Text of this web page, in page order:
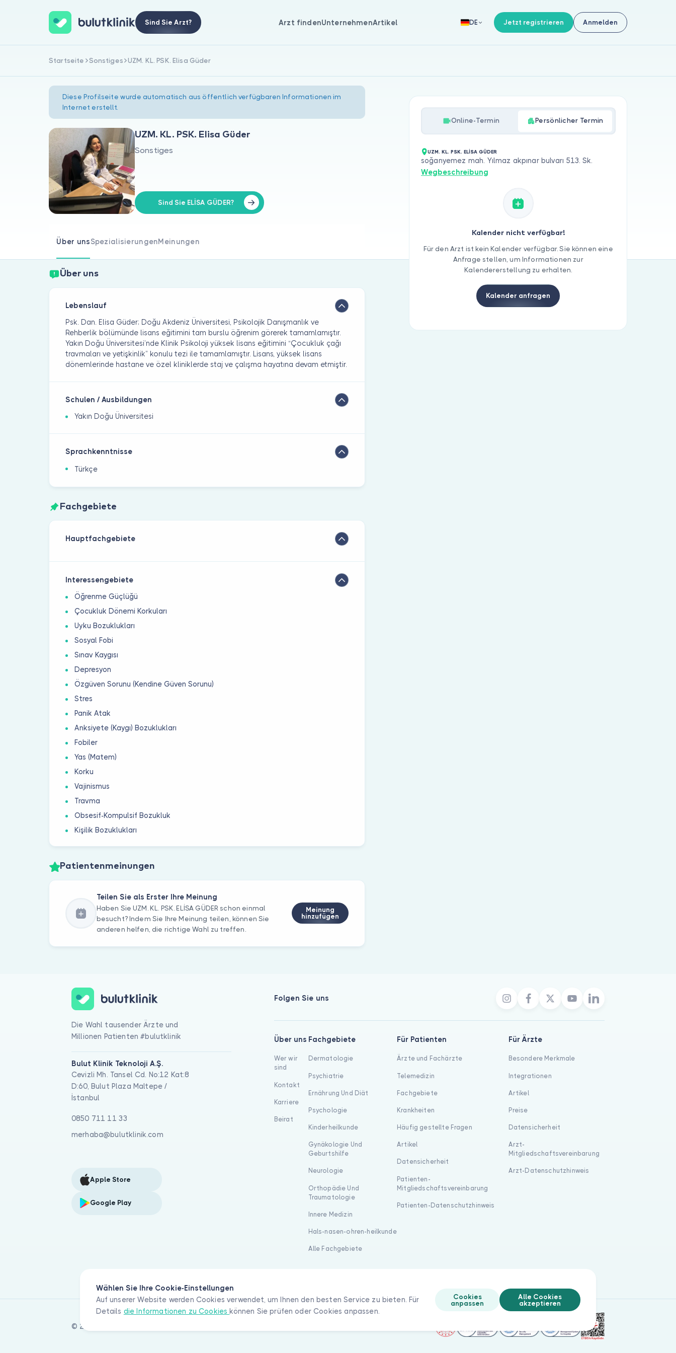
Sind Sie Arzt? Arzt findenUnternehmenArtikel DE Jetzt registrieren Anmelden
Startseite Sonstiges UZM. KL. PSK. Elisa Güder
Diese Profilseite wurde automatisch aus öffentlich verfügbaren Informationen im
Internet erstellt.
UZM. KL. PSK. Elisa Güder
Sonstiges
Sind Sie ELİSA GÜDER?
Über unsSpezialisierungenMeinungen
Über uns
Lebenslauf
Psk. Dan. Elisa Güder; Doğu Akdeniz Üniversitesi, Psikolojik Danışmanlık ve
Rehberlik bölümünde lisans eğitimini tam burslu öğrenim görerek tamamlamıştır.
Yakın Doğu Üniversitesi’nde Klinik Psikoloji yüksek lisans eğitimini “Çocukluk çağı
travmaları ve yetişkinlik” konulu tezi ile tamamlamıştır. Lisans, yüksek lisans
dönemlerinde hastane ve özel kliniklerde staj ve çalışma hayatına devam etmiştir.
Schulen / Ausbildungen
Yakın Doğu Üniversitesi
Sprachkenntnisse
Türkçe
Fachgebiete
Hauptfachgebiete
Interessengebiete
Öğrenme Güçlüğü
Çocukluk Dönemi Korkuları
Uyku Bozuklukları
Sosyal Fobi
Sınav Kaygısı
Depresyon
Özgüven Sorunu (Kendine Güven Sorunu)
Stres
Panik Atak
Anksiyete (Kaygı) Bozuklukları
Fobiler
Yas (Matem)
Korku
Vajinismus
Travma
Obsesif-Kompulsif Bozukluk
Kişilik Bozuklukları
Patientenmeinungen
Teilen Sie als Erster Ihre Meinung
Haben Sie UZM. KL. PSK. ELİSA GÜDER schon einmal
besucht? Indem Sie Ihre Meinung teilen, können Sie
anderen helfen, die richtige Wahl zu treffen.
Meinung
hinzufügen
Online-Termin Persönlicher Termin
UZM. KL. PSK. ELİSA GÜDER
soğanyemez mah. Yılmaz akpınar bulvarı 513. Sk.
Wegbeschreibung
Kalender nicht verfügbar!
Für den Arzt ist kein Kalender verfügbar. Sie können eine
Anfrage stellen, um Informationen zur
Kalendererstellung zu erhalten.
Kalender anfragen
Wählen Sie Ihre Cookie-Einstellungen
Auf unserer Website werden Cookies verwendet, um Ihnen den besten Service zu bieten. Für
Details die Informationen zu Cookies können Sie prüfen oder Cookies anpassen.
Cookies
anpassen
Alle Cookies
akzeptieren
Die Wahl tausender Ärzte und
Millionen Patienten #bulutklinik
Bulut Klinik Teknoloji A.Ş.
Cevizli Mh. Tansel Cd. No:12 Kat:8
D:60, Bulut Plaza Maltepe /
İstanbul
0850 711 11 33
merhaba@bulutklinik.com
Apple Store
Google Play
Folgen Sie uns
Über uns
Wer wir
sind
Kontakt
Karriere
Beirat
Fachgebiete
Dermatologie
Psychiatrie
Ernährung Und Diät
Psychologie
Kinderheilkunde
Gynäkologie Und
Geburtshilfe
Neurologie
Orthopädie Und
Traumatologie
Innere Medizin
Hals-nasen-ohren-heilkunde
Alle Fachgebiete
Für Patienten
Ärzte und Fachärzte
Telemedizin
Fachgebiete
Krankheiten
Häufig gestellte Fragen
Artikel
Datensicherheit
Patienten-
Mitgliedschaftsvereinbarung
Patienten-Datenschutzhinweis
Für Ärzte
Besondere Merkmale
Integrationen
Artikel
Preise
Datensicherheit
Arzt-
Mitgliedschaftsvereinbarung
Arzt-Datenschutzhinweis
© 2026 Bulut Klinik Teknoloji A.Ş. Alle Rechte vorbehalten